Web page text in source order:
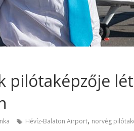
pilótaképzője
Hévíz-Balaton Airport, norvég